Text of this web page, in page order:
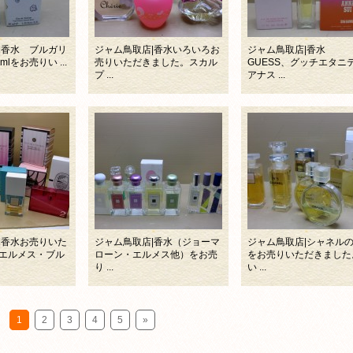
香水 ブルガリ
をお売りい ...
ジャム鳥取店|香水いろいろお
売りいただきました。スカル
プ ...
ジャム鳥取店|香水
GUESS、グッチエタニ
アナス ...
水お売りいた
ルメス・ブル
ジャム鳥取店|香水（ジョーマ
ローン・エルメス他）をお売
り ...
ジャム鳥取店|シャネル
をお売りいただきまし
い ...
1 2 3 4 5 »